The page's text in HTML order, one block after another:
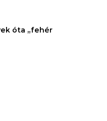
óta „fehér